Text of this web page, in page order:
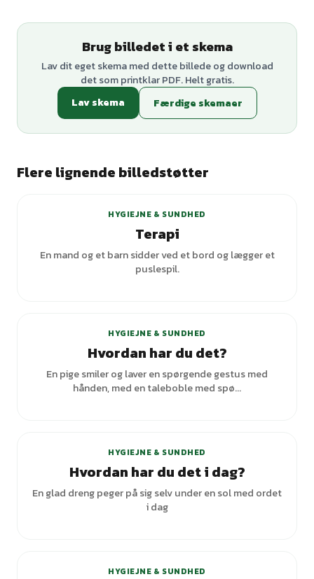
Brug billedet i et skema
Lav dit eget skema med dette billede og download
det som printklar PDF. Helt gratis.
Lav skema
Færdige skemaer
Flere lignende billedstøtter
HYGIEJNE & SUNDHED
Terapi
En mand og et barn sidder ved et bord og lægger et
puslespil.
HYGIEJNE & SUNDHED
Hvordan har du det?
En pige smiler og laver en spørgende gestus med
hånden, med en taleboble med spø...
HYGIEJNE & SUNDHED
Hvordan har du det i dag?
En glad dreng peger på sig selv under en sol med ordet
i dag
HYGIEJNE & SUNDHED